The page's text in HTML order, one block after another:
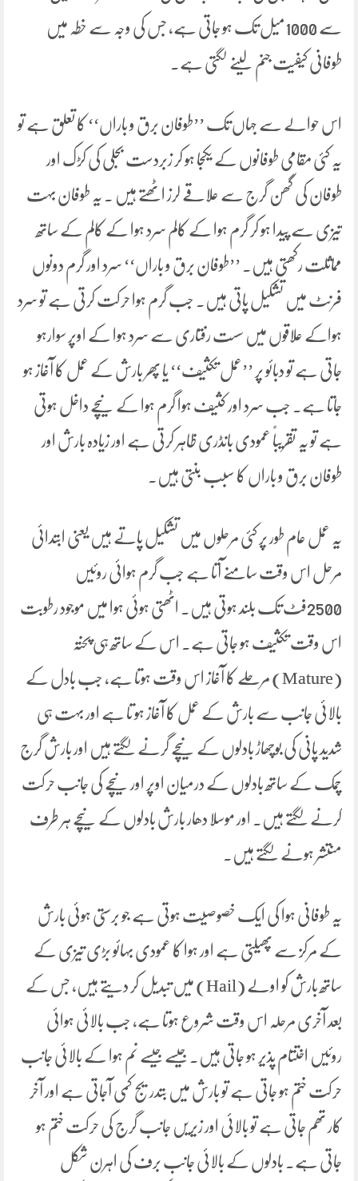
سے 1000میل تک ہو جاتی ہے، جس کی وجہ سے خطہ میں
طوفانی کیفیت جنم لینے لگتی ہے۔
اس حوالے سے جہاں تک ’’طوفان برق و باراں‘‘ کا تعلق ہے تو
یہ کئی مقامی طوفانوں کے یکجا ہو کر زبردست بجلی کی کڑک اور
طوفان کی گھن گرج سے علاقے لرز اٹھتے ہیں ۔ یہ طوفان بہت
تیزی سے پیدا ہو کر گرم ہوا کے کالم سرد ہوا کے کالم کے ساتھ
مماثلت رکھتی ہیں۔ ’’طوفان برق و باراں‘‘ سرد اور گرم دونوں
فرنٹ میں تشکیل پاتی ہیں۔ جب گرم ہوا حرکت کرتی ہے تو سرد
ہواکے علاقوں میں سست رفتاری سے سرد ہوا کے اوپر سوارہو
جاتی ہے تو دبائو پر ’’عمل تکثیف‘‘ یا پھر بارش کے عمل کا آغاز ہو
جاتا ہے۔ جب سرد اور کثیف ہوا گرم ہوا کے نیچے داخل ہوتی
ہے تو یہ تقریباً عمودی بانڈری ظاہر کرتی ہے اور زیادہ بارش اور
طوفان برق و باراں کا سبب بنتی ہیں۔
یہ عمل عام طور پر کئی مرحلوں میں تشکیل پاتے ہیں یعنی ابتدائی
مرحل اس وقت سامنے آتا ہے جب گرم ہوائی روئیں
2500فٹ تک بلند ہوتی ہیں۔ اٹھتی ہوئی ہوا میں موجود رطوبت
اس وقت تکثیف ہو جاتی ہے۔ اس کے ساتھ ہی پختہ
(Mature) مرحلے کا آغاز اس وقت ہوتا ہے، جب بادل کے
بالائی جانب سے بارش کے عمل کا آغاز ہو تا ہے اور بہت ہی
شدید پانی کی بوچھاڑ بادلوں کے نیچے گرنے لگتے ہیں اور بارش گرج
چمک کے ساتھ بادلوں کے درمیان اوپر اور نیچے کی جانب حرکت
کرنے لگتے ہیں۔ اور موسلا دھار بارش بادلوں کے نیچے ہر طرف
منتشر ہونے لگتے ہیں۔
یہ طوفانی ہوا کی ایک خصوصیت ہوتی ہے جو برستی ہوئی بارش
کے مرکز سے پھیلتی ہے اور ہوا کا عمودی بہائو بڑی تیزی کے
ساتھ بارش کو اولے (Hail) میں تبدیل کر دیتے ہیں، جس کے
بعد آخری مرحلہ اس وقت شروع ہوتا ہے، جب بالائی ہوائی
روئیں اختتام پذیر ہو جاتی ہیں۔ جیسے جیسے نم ہوا کے بالائی جانب
حرکت ختم ہو جاتی ہے تو بارش میں بتدریج کمی آجاتی ہے اور آخر
کار تھم جاتی ہے تو بالائی اور زیریں جانب گرج کی حرکت ختم ہو
جاتی ہے۔ بادلوں کے بالائی جانب برف کی اہرن شکل